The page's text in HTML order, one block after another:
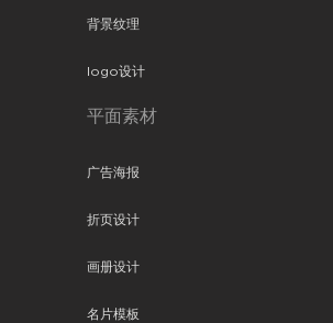
背景纹理
logo设计
平面素材
广告海报
折页设计
画册设计
名片模板